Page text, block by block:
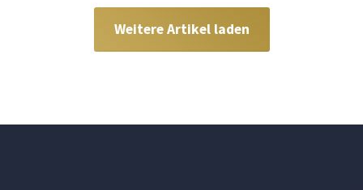
Weitere Artikel laden